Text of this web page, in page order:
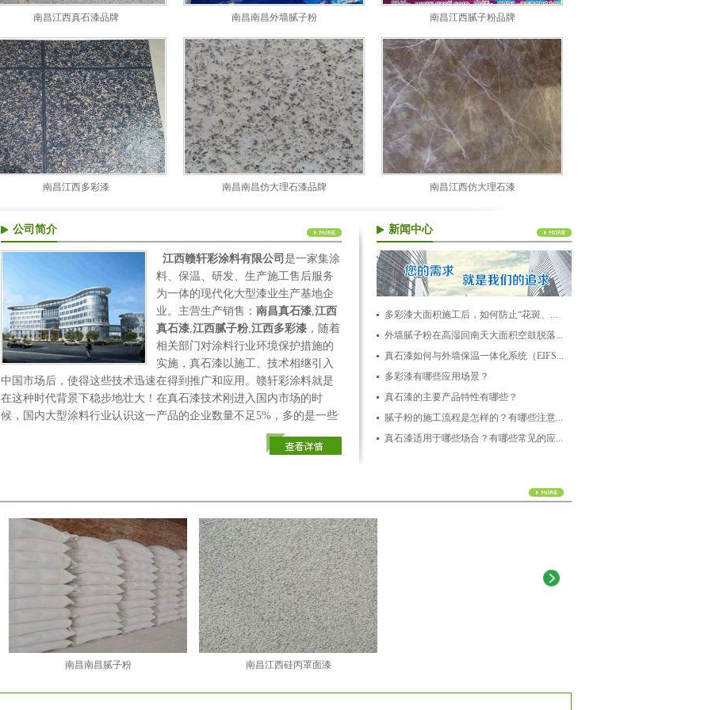
南昌江西真石漆品牌 南昌南昌外墙腻子粉 南昌江西腻子粉品牌
南昌江西多彩漆 南昌南昌仿大理石漆品牌 南昌江西仿大理石漆
公司简介
江西赣轩彩涂料有限公司 是一家集涂
料、保温、研发、生产施工售后服务
为一体的现代化大型漆业生产基地企
业。主营生产销售： 南昌真石漆,江西
真石漆,江西腻子粉,江西多彩漆 ，随着
相关部门对涂料行业环境保护措施的
实施，真石漆以施工、技术相继引入
中国市场后，使得这些技术迅速在得到推广和应用。赣轩彩涂料就是
在这种时代背景下稳步地壮大！在真石漆技术刚进入国内市场的时
候，国内大型涂料行业认识这一产品的企业数量不足5%，多的是一些
小型规模的施工团体或个人，也因企业对工作环境的要求不高、重要
性认识不足而间接地限制了真石漆行业的发展。在这种背景下，赣轩
赣轩彩涂料严格按照相关的法律法规和方针政策，坚持开拓创
新，采用科学的经营方式和管理方法，遵循市场经济规律，在涂料领
域里取得了成效，在行业内树立了良好的信誉。
新闻中心
多彩漆大面积施工后，如何防止“花斑、...
外墙腻子粉在高湿回南天大面积空鼓脱落...
真石漆如何与外墙保温一体化系统（EIFS...
多彩漆有哪些应用场景？
真石漆的主要产品特性有哪些？
腻子粉的施工流程是怎样的？有哪些注意...
真石漆适用于哪些场合？有哪些常见的应...
南昌南昌腻子粉 南昌江西硅丙罩面漆